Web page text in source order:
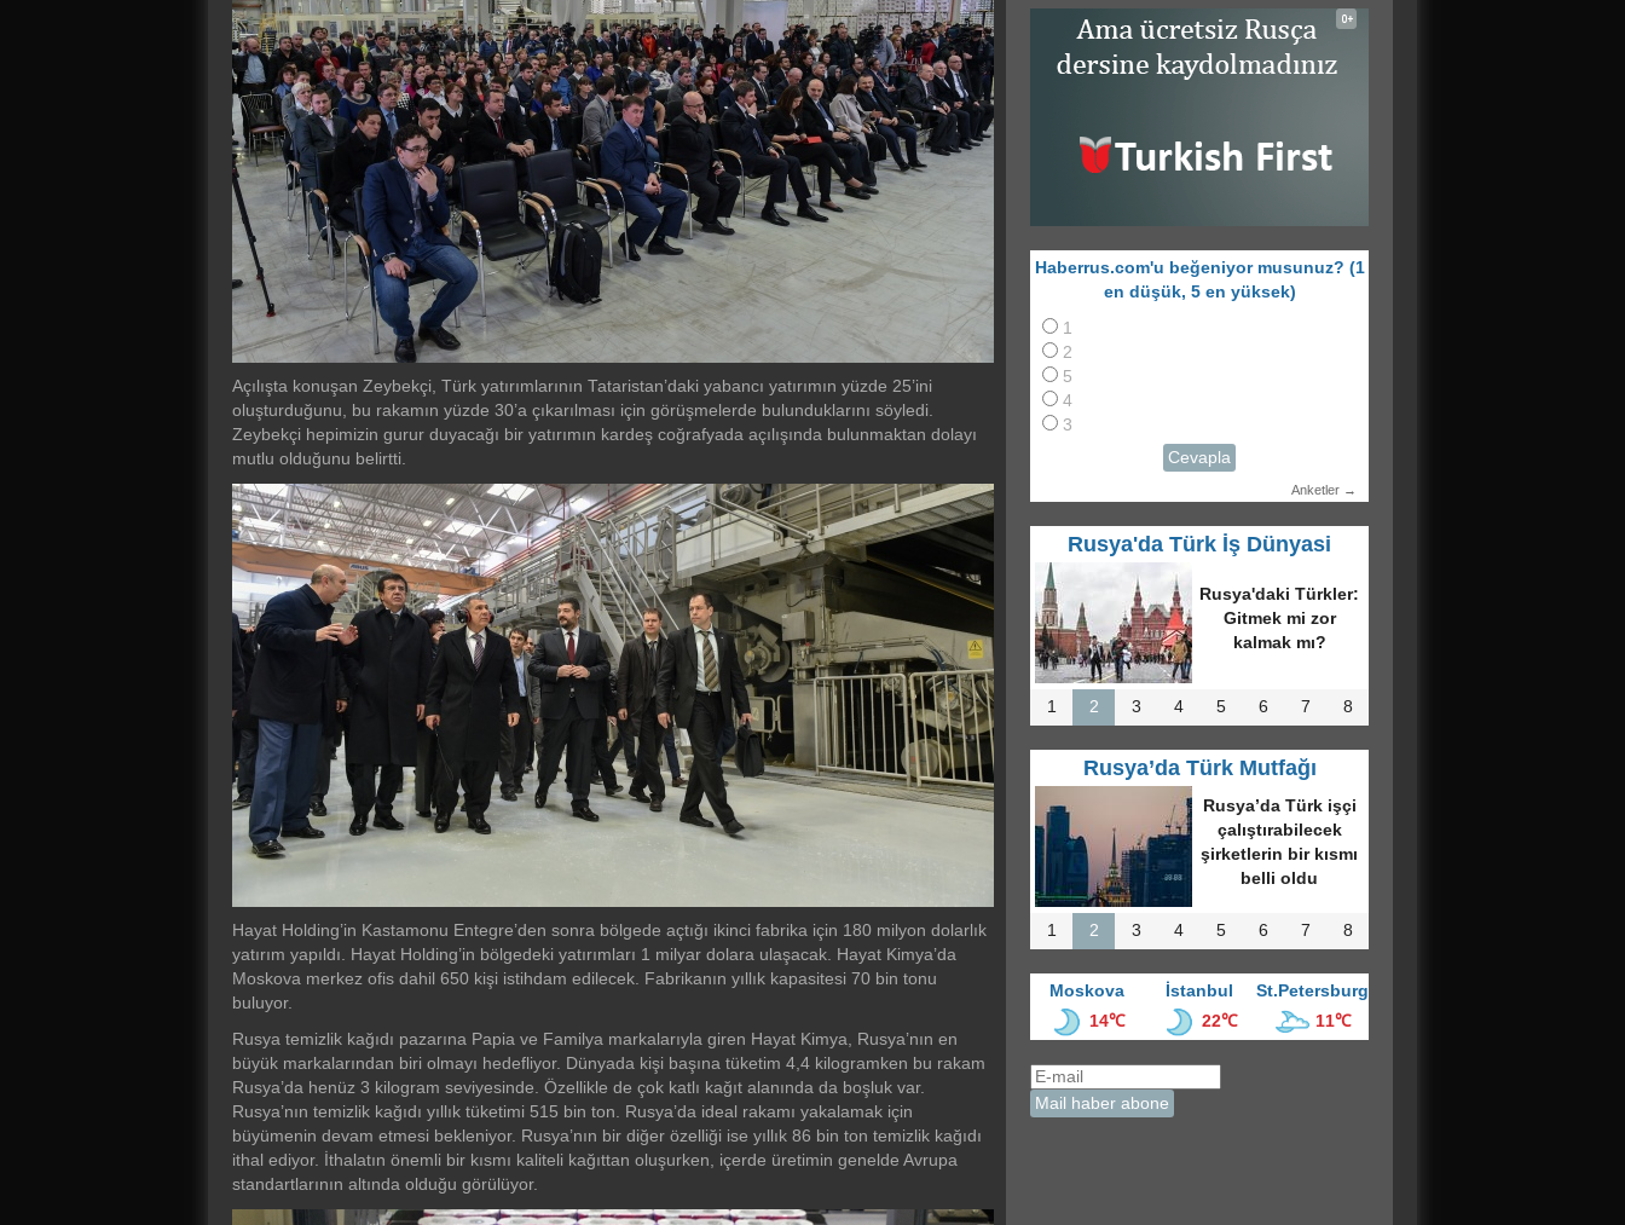
Açılışta konuşan Zeybekçi, Türk yatırımlarının Tataristan’daki yabancı yatırımın yüzde 25’ini
oluşturduğunu, bu rakamın yüzde 30’a çıkarılması için görüşmelerde bulunduklarını söyledi.
Zeybekçi hepimizin gurur duyacağı bir yatırımın kardeş coğrafyada açılışında bulunmaktan dolayı
mutlu olduğunu belirtti.
Hayat Holding’in Kastamonu Entegre’den sonra bölgede açtığı ikinci fabrika için 180 milyon dolarlık
yatırım yapıldı. Hayat Holding’in bölgedeki yatırımları 1 milyar dolara ulaşacak. Hayat Kimya’da
Moskova merkez ofis dahil 650 kişi istihdam edilecek. Fabrikanın yıllık kapasitesi 70 bin tonu
buluyor.
Rusya temizlik kağıdı pazarına Papia ve Familya markalarıyla giren Hayat Kimya, Rusya’nın en
büyük markalarından biri olmayı hedefliyor. Dünyada kişi başına tüketim 4,4 kilogramken bu rakam
Rusya’da henüz 3 kilogram seviyesinde. Özellikle de çok katlı kağıt alanında da boşluk var.
Rusya’nın temizlik kağıdı yıllık tüketimi 515 bin ton. Rusya’da ideal rakamı yakalamak için
büyümenin devam etmesi bekleniyor. Rusya’nın bir diğer özelliği ise yıllık 86 bin ton temizlik kağıdı
ithal ediyor. İthalatın önemli bir kısmı kaliteli kağıttan oluşurken, içerde üretimin genelde Avrupa
standartlarının altında olduğu görülüyor.
Haberrus.com'u beğeniyor musunuz? (1
en düşük, 5 en yüksek)
1
2
5
4
3
Cevapla
Anketler →
Rusya'da Türk İş Dünyasi
RUTID üyeleri ve
Putin’in temsilcisi
Moskova’da bir
araya geldi
1 2 3 4 5 6 7 8
Rusya’da Türk Mutfağı
Moskova’nın en
büyük kültür
merkezinde “Türk
Kahvesi Gecesi”
düzenlendi
1 2 3 4 5 6 7 8
Moskova İstanbul
St.Petersburg
14℃
22℃ 11℃